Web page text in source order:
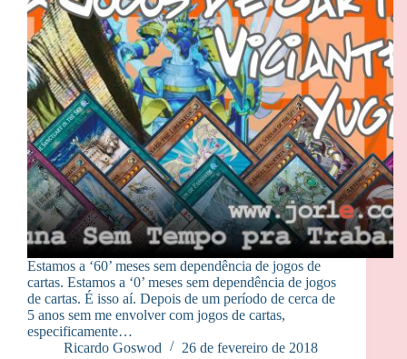
Estamos a ‘60’ meses sem dependência de jogos de
cartas. Estamos a ‘0’ meses sem dependência de jogos
de cartas. É isso aí. Depois de um período de cerca de
5 anos sem me envolver com jogos de cartas,
especificamente…
Ricardo Goswod
26 de fevereiro de 2018